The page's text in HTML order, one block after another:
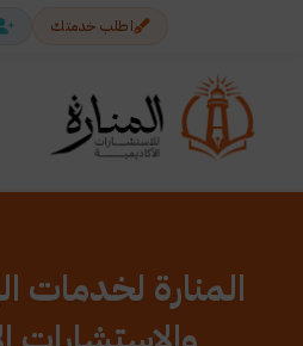
اطلب خدمتك
المنارة لخدمات